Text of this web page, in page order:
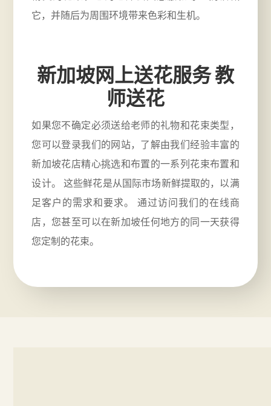
它，并随后为周围环境带来色彩和生机。
新加坡网上送花服务教
师送花
如果您不确定必须送给老师的礼物和花束类型，
您可以登录我们的网站，了解由我们经验丰富的
新加坡花店精心挑选和布置的一系列花束布置和
设计。 这些鲜花是从国际市场新鲜提取的，以满
足客户的需求和要求。 通过访问我们的在线商
店，您甚至可以在新加坡任何地方的同一天获得
您定制的花束。